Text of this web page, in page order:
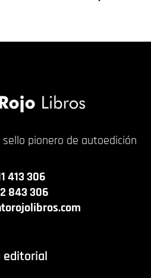
pionero de autoedición
413 306
843 306
editorial